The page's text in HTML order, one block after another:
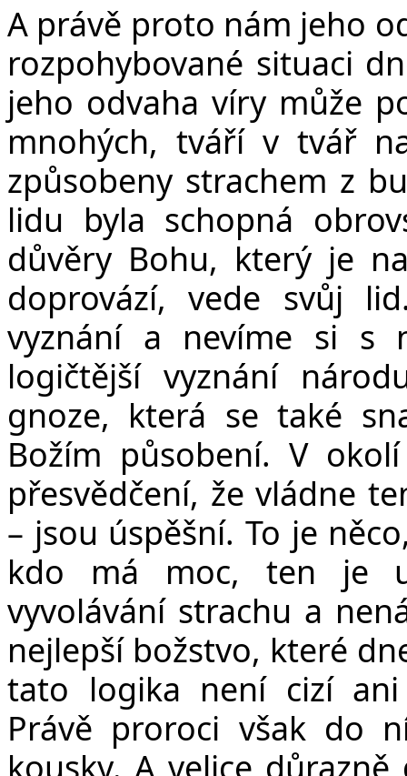
A právě proto nám jeho
rozpohybované situaci
jeho odvaha víry může
mnohých, tváří v tvář
způsobeny strachem z
lidu byla schopná
důvěry Bohu, který je
doprovází, vede svůj
vyznání a nevíme si s
logičtější vyznání
gnoze, která se také
Božím působení. V
přesvědčení, že vládne
– jsou úspěšní. To je
kdo má moc, ten je
vyvolávání strachu a
nejlepší božstvo, které
tato logika není cizí
Právě proroci však do
kousky. A velice